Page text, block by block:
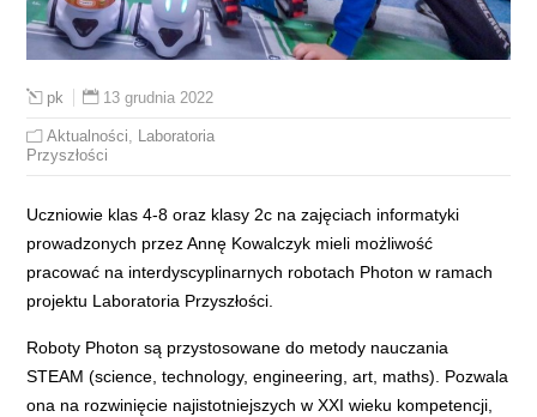
pk 13 grudnia 2022
Aktualności, Laboratoria
Przyszłości
Uczniowie klas 4-8 oraz klasy 2c na zajęciach informatyki
prowadzonych przez Annę Kowalczyk mieli możliwość
pracować na interdyscyplinarnych robotach Photon w ramach
projektu Laboratoria Przyszłości.
Roboty Photon są przystosowane do metody nauczania
STEAM (science, technology, engineering, art, maths). Pozwala
ona na rozwinięcie najistotniejszych w XXI wieku kompetencji,